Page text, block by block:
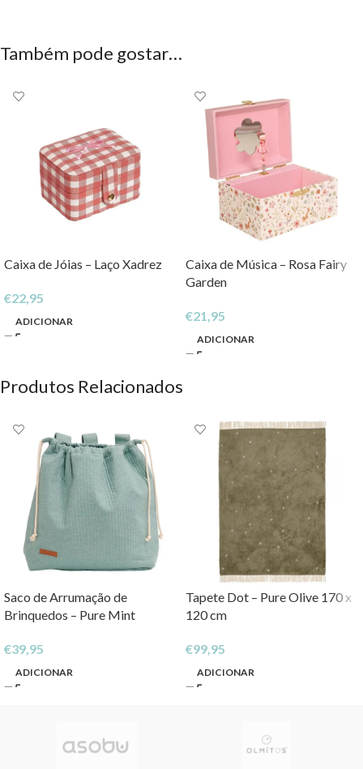
Também pode gostar…
Caixa de Jóias – Laço Xadrez
€22,95
ADICIONAR
Caixa de Música – Rosa Fairy
Garden
€21,95
ADICIONAR
Produtos Relacionados
Saco de Arrumação de
Brinquedos – Pure Mint
€39,95
ADICIONAR
Tapete Dot – Pure Olive 170 x
120 cm
€99,95
ADICIONAR